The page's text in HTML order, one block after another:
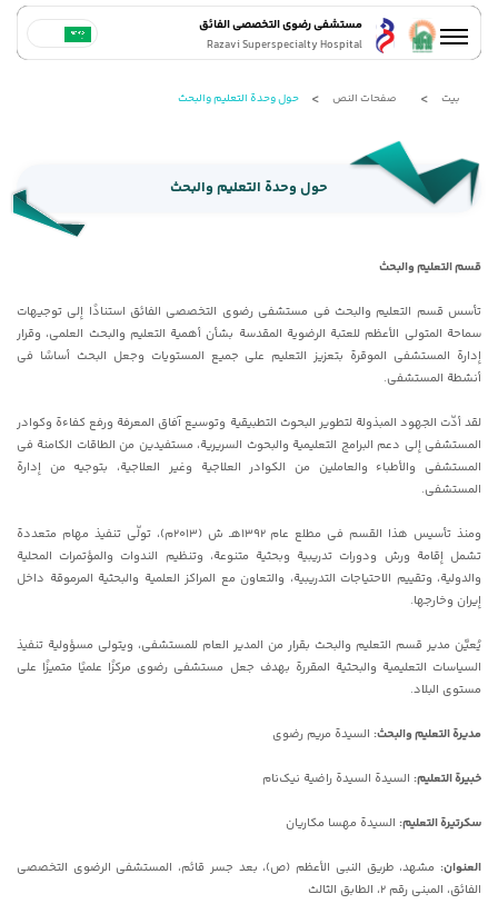
مستشفى رضوي التخصصي الفائق
Razavi Superspecialty Hospital
بيت صفحات النص حول وحدة التعلیم والبحث
حول وحدة التعلیم والبحث
قسم التعلیم والبحث
تأسس قسم التعلیم والبحث فی مستشفى رضوی التخصصی الفائق استنادًا إلى توجیهات
سماحة المتولی الأعظم للعتبة الرضویة المقدسة بشأن أهمیة التعلیم والبحث العلمی، وقرار
إدارة المستشفى الموقرة بتعزیز التعلیم على جمیع المستویات وجعل البحث أساسًا فی
أنشطة المستشفى.
لقد أدّت الجهود المبذولة لتطویر البحوث التطبیقیة وتوسیع آفاق المعرفة ورفع کفاءة وکوادر
المستشفى إلى دعم البرامج التعلیمیة والبحوث السریریة، مستفیدین من الطاقات الکامنة فی
المستشفى والأطباء والعاملین من الکوادر العلاجیة وغیر العلاجیة، بتوجیه من إدارة
المستشفى.
ومنذ تأسیس هذا القسم فی مطلع عام 1392هـ ش (2013م)، تولّى تنفیذ مهام متعددة
تشمل إقامة ورش ودورات تدریبیة وبحثیة متنوعة، وتنظیم الندوات والمؤتمرات المحلیة
والدولیة، وتقییم الاحتیاجات التدریبیة، والتعاون مع المراکز العلمیة والبحثیة المرموقة داخل
إیران وخارجها.
یُعیَّن مدیر قسم التعلیم والبحث بقرار من المدیر العام للمستشفى، ویتولى مسؤولیة تنفیذ
السیاسات التعلیمیة والبحثیة المقررة بهدف جعل مستشفى رضوی مرکزًا علمیًا متمیزًا على
مستوى البلاد.
مدیرة التعلیم والبحث: السیدة مریم رضوی
خبیرة التعلیم: السیدة السیدة راضیة نیک‌نام
سکرتیرة التعلیم: السیدة مهسا مکاریان
العنوان: مشهد، طریق النبی الأعظم (ص)، بعد جسر قائم، المستشفى الرضوی التخصصی
الفائق، المبنى رقم 2، الطابق الثالث